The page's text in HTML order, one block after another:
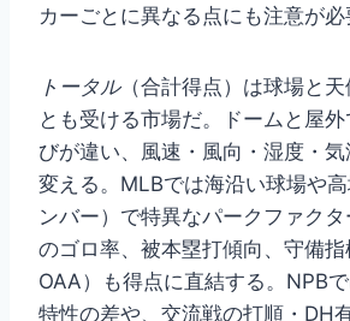
カーごとに異なる点にも注意が必
トータル（合計得点）は球場と
とも受ける市場だ。ドームと屋
びが違い、風速・風向・湿度・
変える。MLBでは海沿い球場や
ンバー）で特異なパークファク
のゴロ率、被本塁打傾向、守備指
OAA）も得点に直結する。NPB
特性の差や、交流戦の打順・DH